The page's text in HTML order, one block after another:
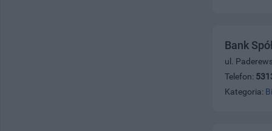
Bank
ul.
Telefon:
Kategoria: